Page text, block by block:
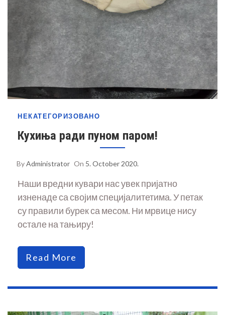
НЕКАТЕГОРИЗОВАНО
Кухиња ради пуном паром!
ByAdministrator On 5. October 2020.
Наши вредни кувари нас увек пријатно
изненаде са својим специјалитетима. У петак
су правили бурек са месом. Ни мрвице нису
остале на тањиру!
Read More